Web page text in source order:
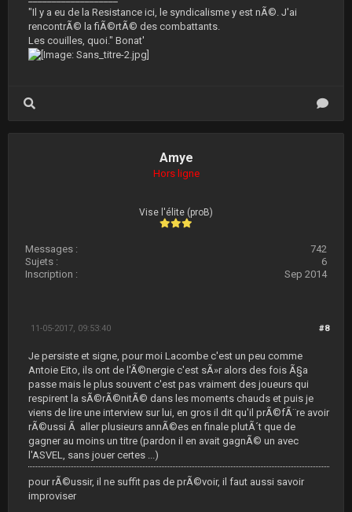
"Il y a eu de la Resistance ici, le syndicalisme y est nÃ©. J'ai
rencontrÃ© la fiÃ©rtÃ© des combattants.
Les couilles, quoi." Bonat'
Amye
Hors ligne
Vise l'élite (proB)
Messages :
742
Sujets :
6
Inscription :
Sep 2014
#8
11-05-2017, 09:53:40
Je persiste et signe, pour moi Lacombe c'est un peu comme
Antoie Eito, ils ont de l'Ã©nergie c'est sÃ»r alors des fois Ã§a
passe mais le plus souvent c'est pas vraiment des joueurs qui
respirent la sÃ©rÃ©nitÃ© dans les moments chauds et puis je
viens de lire une interview sur lui, en gros il dit qu'il prÃ©fÃ¨re avoir
rÃ©ussi Ã aller plusieurs annÃ©es en finale plutÃ´t que de
gagner au moins un titre (pardon il en avait gagnÃ© un avec
l'ASVEL, sans jouer certes ...)
pour rÃ©ussir, il ne suffit pas de prÃ©voir, il faut aussi savoir
improviser